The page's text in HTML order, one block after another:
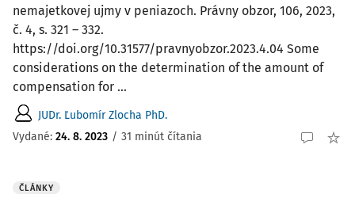
nemajetkovej ujmy v peniazoch. Právny obzor, 106, 2023,
č. 4, s. 321 – 332.
https://doi.org/10.31577/pravnyobzor.2023.4.04 Some
considerations on the determination of the amount of
compensation for ...
JUDr. Ľubomír Zlocha PhD.
Vydané: 24. 8. 2023 / 31 minút čítania
ČLÁNKY